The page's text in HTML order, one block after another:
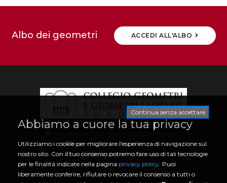
Albo dei geometri ACCEDI ALL'ALBO
info@collegio.geometri.pn.it
collegio.pordenone@geopec.it
0434 21466 | CF 80006730933
Continua senza accettare
Abbiamo a cuore la tua privacy
Utilizziamo i cookie per migliorare l'esperienza di navigazione sul
nostro sito. Con il tuo consenso potremo fare uso di tali tecnologie
per le finalità indicate nella pagina privacy policy. Puoi
liberamente conferire, rifiutare o revocare il consenso a tutti o